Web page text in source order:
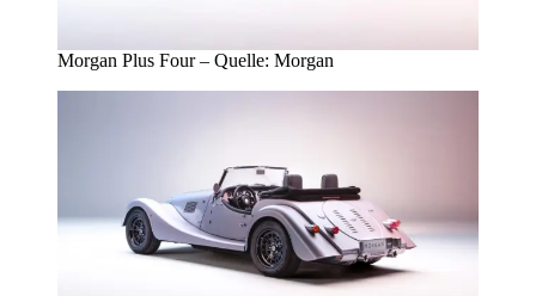
Morgan Plus Four – Quelle: Morgan